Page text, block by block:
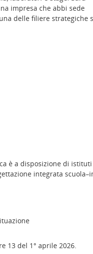
impresa che abbi sede
delle filiere strategiche
è a disposizione di istituti
integrata
13 del 1° aprile 2026.